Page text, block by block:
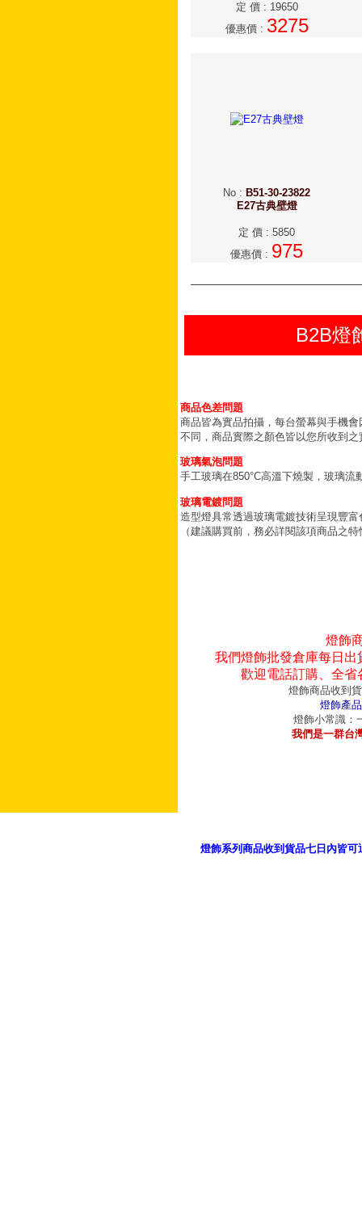
定 價: 19650
優惠價: 3275
No : B51-30-23822
E27古典壁燈
定 價 : 5850
優惠價 : 975
B2B燈
商品色差問題
商品皆為實品拍攝，每台螢幕與手機
不同，商品實際之顏色皆以您所收到之
玻璃氣泡問題
手工玻璃在850°C高溫下燒製，玻璃
玻璃電鍍問題
造型燈具常透過玻璃電鍍技術呈現豐
（建議購買前，務必詳閱該項商品之
燈飾
我們燈飾批發倉庫每日
歡迎電話訂購、全
燈飾商品收到
燈飾產
燈飾小常識：
我們是一群台
燈飾系列商品收到貨品七日內皆